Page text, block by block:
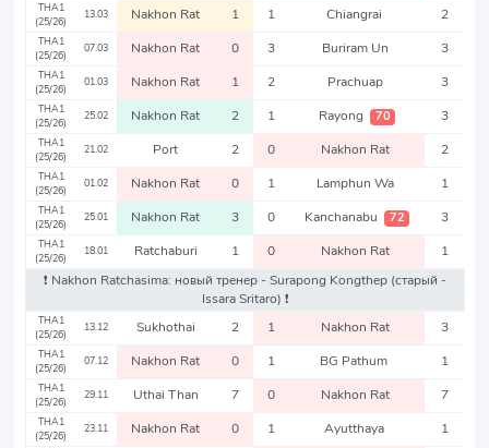
THA1
(25/26)
13.03 Nakhon Rat 1 1 Chiangrai 2
THA1
(25/26)
07.03 Nakhon Rat 0 3 Buriram Un 3
THA1
(25/26)
01.03 Nakhon Rat 1 2 Prachuap 3
THA1
(25/26)
25.02 Nakhon Rat 2 1 Rayong 70 3
THA1
(25/26)
21.02 Port 2 0 Nakhon Rat 2
THA1
(25/26)
01.02 Nakhon Rat 0 1 Lamphun Wa 1
THA1
(25/26)
25.01 Nakhon Rat 3 0 Kanchanabu 72 3
THA1
(25/26)
18.01 Ratchaburi 1 0 Nakhon Rat
1
❗️ Nakhon Ratchasima: новый тренер - Surapong Kongthep (старый -
Issara Sritaro) ❗️
THA1
(25/26)
13.12 Sukhothai 2 1 Nakhon Rat 3
THA1
(25/26)
07.12 Nakhon Rat 0 1 BG Pathum 1
THA1
(25/26)
29.11 Uthai Than 7 0 Nakhon Rat 7
THA1
(25/26)
23.11 Nakhon Rat 0 1 Ayutthaya 1